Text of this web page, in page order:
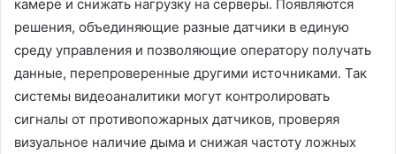
камере и снижать нагрузку на серверы. Появляются
решения, объединяющие разные датчики в единую
среду управления и позволяющие оператору получать
данные, перепроверенные другими источниками. Так
системы видеоаналитики могут контролировать
сигналы от противопожарных датчиков, проверяя
визуальное наличие дыма и снижая частоту ложных